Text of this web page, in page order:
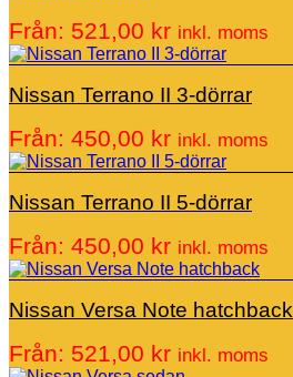
Från: 521,00 kr inkl. moms
Nissan Terrano II 3-dörrar
Från: 450,00 kr inkl. moms
Nissan Terrano II 5-dörrar
Från: 450,00 kr inkl. moms
Nissan Versa Note hatchback
Från: 521,00 kr inkl. moms